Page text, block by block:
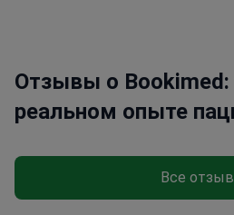
Отзывы о Bookimed:
реальном опыте
Все